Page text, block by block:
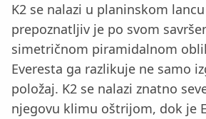
K2 se nalazi u planinskom
prepoznatljiv je po svom
simetričnom piramidalnom
Everesta ga razlikuje ne samo
položaj. K2 se nalazi znatno
njegovu klimu oštrijom, dok je